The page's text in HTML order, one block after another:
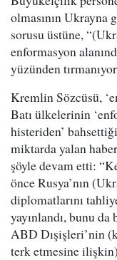
olmasının Ukrayna
sorusu üstüne,
enformasyon
yüzünden
Kremlin Sözcüsü,
Batı ülkelerinin
histeriden’
miktarda yalan
şöyle devam etti:
önce Rusya’nın
diplomatlarını
yayınlandı, bunu
ABD Dışişleri’nin
terk etmesine